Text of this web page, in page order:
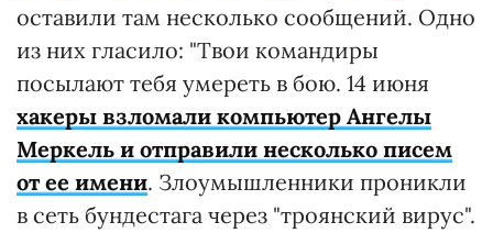
оставили там несколько сообщений. Одно
из них гласило: "Твои командиры
посылают тебя умереть в бою. 14 июня
хакеры взломали компьютер Ангелы
Меркель и отправили несколько писем
от ее имени. Злоумышленники проникли
в сеть бундестага через "троянский вирус".